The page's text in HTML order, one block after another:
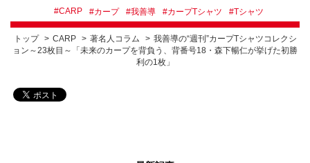
#CARP #カープ #我善導 #カープTシャツ #Tシャツ
トップ CARP 著名人コラム
我善導の“週刊”カープTシャツコレクシ
ョン～23枚目～「未来のカープを背負う、背番号18・森下暢仁が挙げた初勝
利の1枚」